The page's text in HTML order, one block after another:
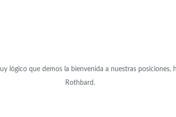
lógico que demos la bienvenida a nuestras
Rothbard.